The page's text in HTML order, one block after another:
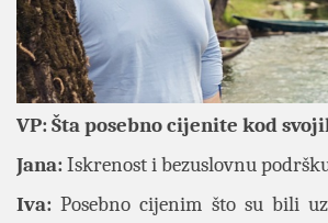
VP: Šta posebno cijenite kod
Jana: Iskrenost i bezuslovnu
Iva: Posebno cijenim što su bili